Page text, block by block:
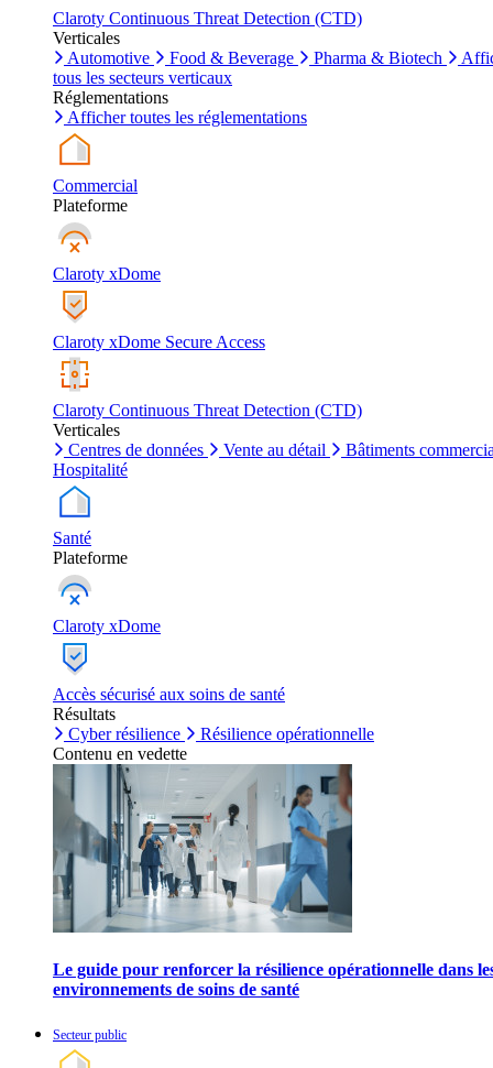
Claroty Continuous Threat Detection (CTD)
Verticales
Automotive
Food & Beverage Pharma & Biotech
tous les secteurs verticaux
Réglementations
Afficher toutes les réglementations
Commercial
Plateforme
Claroty xDome
Claroty xDome Secure Access
Claroty Continuous Threat Detection (CTD)
Verticales
Centres de données
Vente au détail
Bâtiments
Hospitalité
Santé
Plateforme
Claroty xDome
Accès sécurisé aux soins de santé
Résultats
Cyber résilience
Résilience opérationnelle
Contenu en vedette
Le guide pour renforcer la résilience opérationnelle dans
environnements de soins de santé
Secteur public